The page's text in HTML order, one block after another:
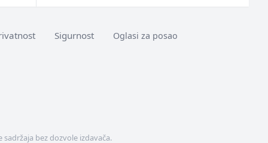
Sigurnost Oglasi za posao
bez dozvole izdavača.